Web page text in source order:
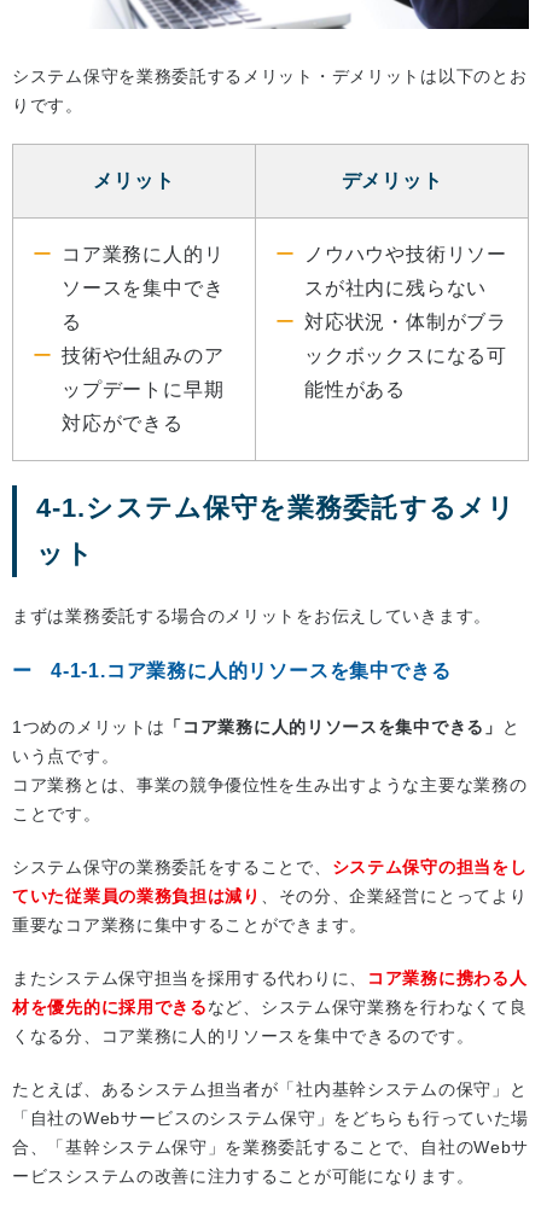
システム保守を業務委託するメリット・デメリットは以下のとお
りです。
メリット デメリット
コア業務に人的リ
ソースを集中でき
る
技術や仕組みのア
ップデートに早期
対応ができる
ノウハウや技術リソー
スが社内に残らない
対応状況・体制がブラ
ックボックスになる可
能性がある
4-1.システム保守を業務委託するメリ
ット
まずは業務委託する場合のメリットをお伝えしていきます。
4-1-1.コア業務に人的リソースを集中できる
1つめのメリットは 「コア業務に人的リソースを集中できる」
と
いう点です。
コア業務とは、事業の競争優位性を生み出すような主要な業務の
ことです。
システム保守の業務委託をすることで、 システム保守の担当をし
ていた従業員の業務負担は減り
、その分、企業経営にとってより
重要なコア業務に集中することができます。
またシステム保守担当を採用する代わりに、
コア業務に携わる人
材を優先的に採用できるなど、システム保守業務を行わなくて良
くなる分、コア業務に人的リソースを集中できるのです。
たとえば、あるシステム担当者が「社内基幹システムの保守」と
「自社のWebサービスのシステム保守」をどちらも行っていた場
合、「基幹システム保守」を業務委託することで、自社のWebサ
ービスシステムの改善に注力することが可能になります。